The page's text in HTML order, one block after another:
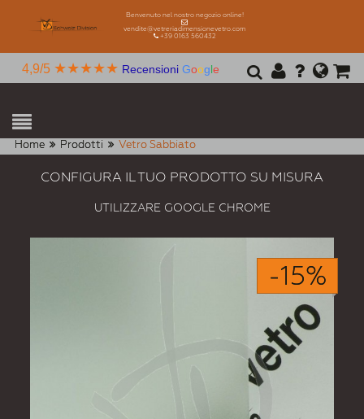
Benvenuto nel nostro negozio online!
vendite@vetreriadimensionevetro.com
+39 0163 560432
4,9/5 ★★★★★ Recensioni Google
Home Prodotti Vetro Sabbiato
CONFIGURA IL TUO PRODOTTO SU MISURA
UTILIZZARE GOOGLE CHROME
-15%